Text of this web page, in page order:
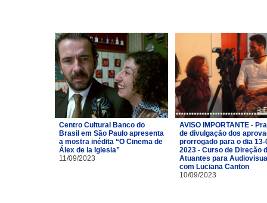
Centro Cultural Banco do
Brasil em São Paulo apresenta
a mostra inédita “O Cinema de
Álex de la Iglesia”
11/09/2023
AVISO IMPORTANTE -
de divulgação dos
prorrogado para o dia 13-
2023 - Curso de Direção
Atuantes para
com Luciana Canton
10/09/2023